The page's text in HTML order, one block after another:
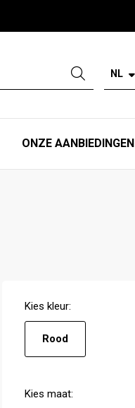
NL
ONZE AANBIEDINGEN
Kies kleur:
Rood
Kies maat: